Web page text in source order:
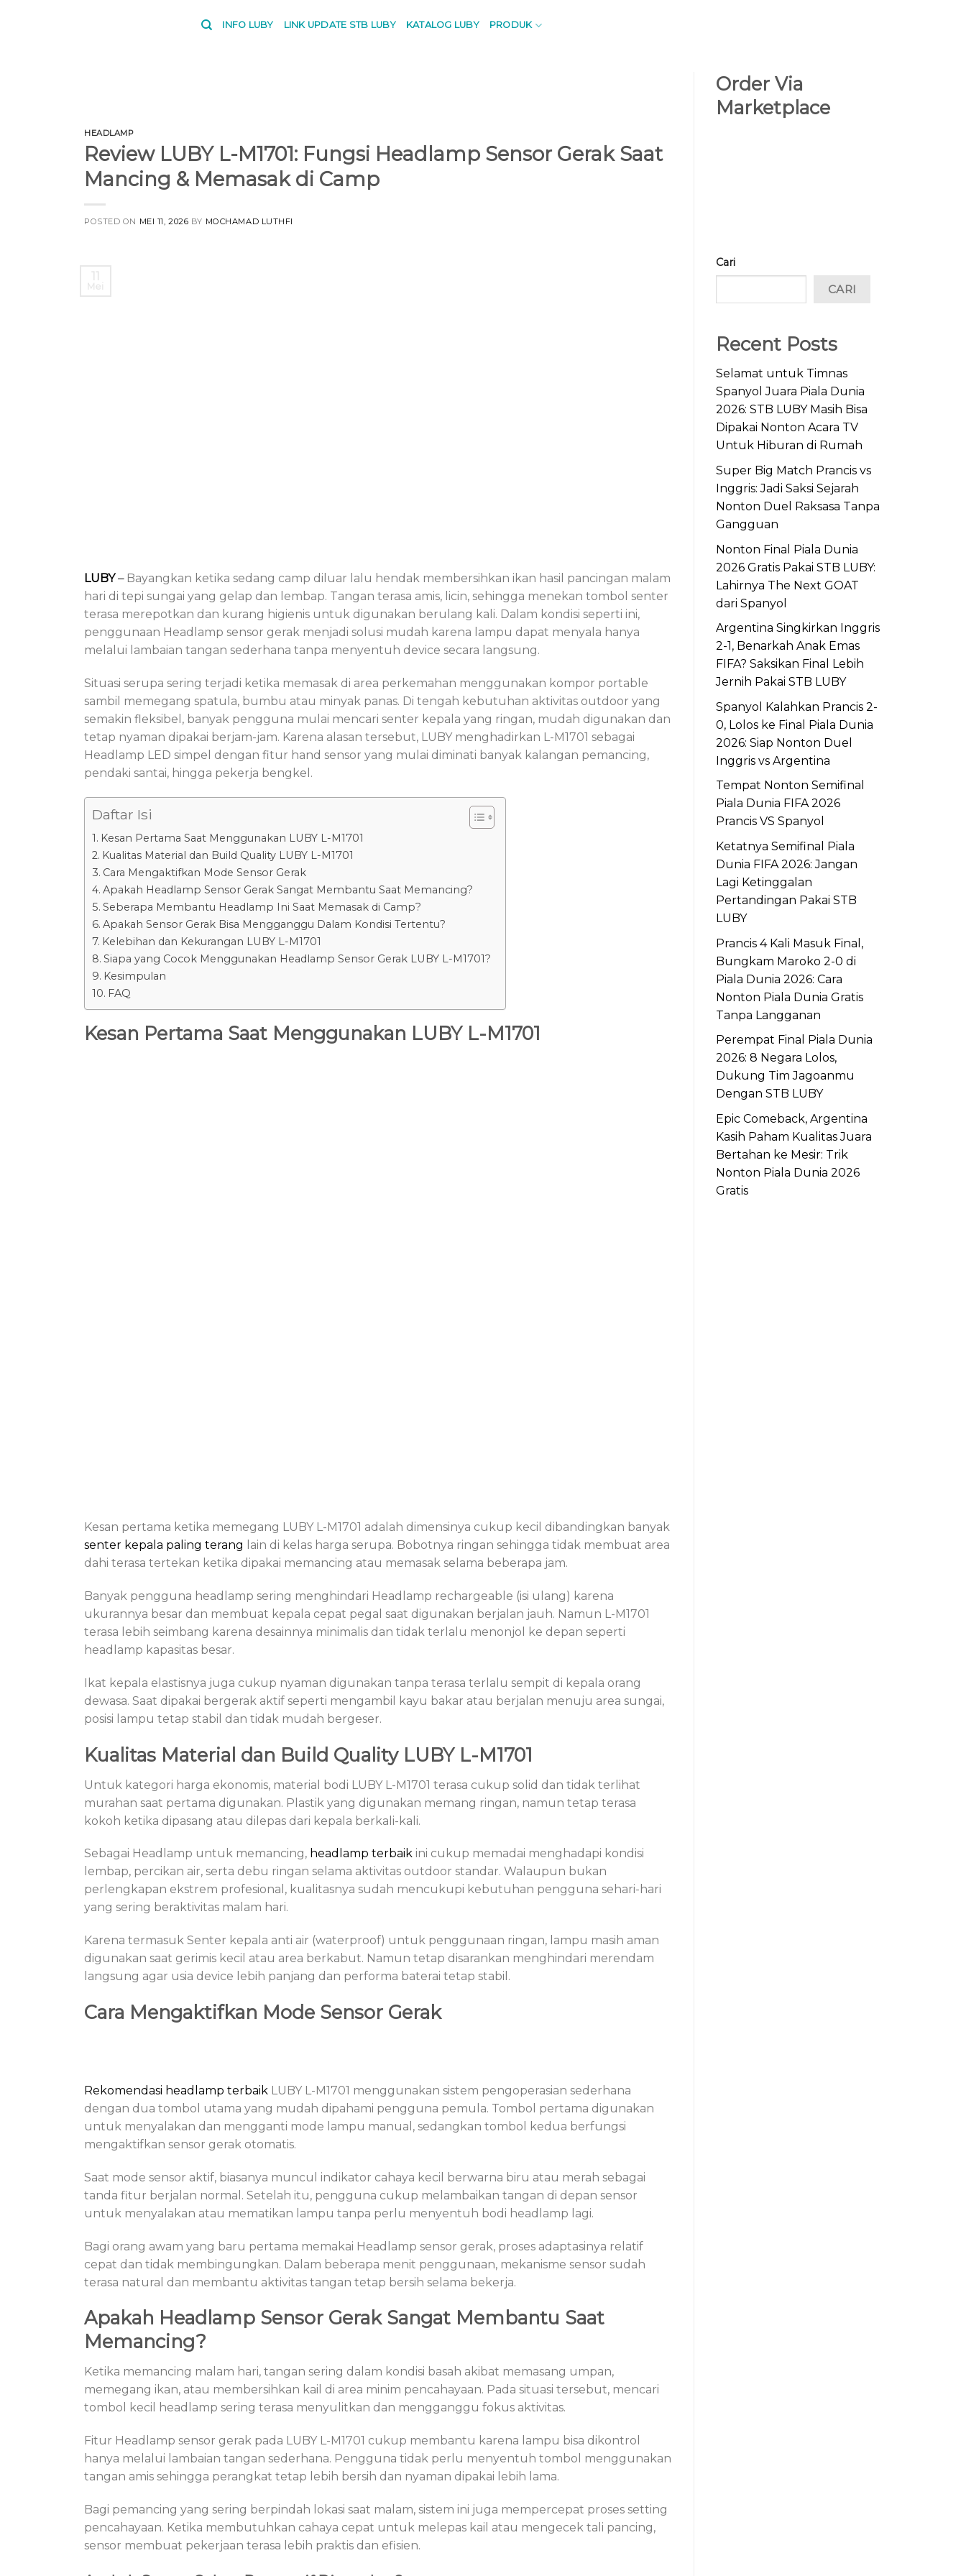
INFO LUBY LINK UPDATE STB LUBY KATALOG LUBY PRODUK
HEADLAMP
Review LUBY L-M1701: Fungsi Headlamp Sensor Gerak Saat
Mancing & Memasak di Camp
POSTED ON MEI 11, 2026 BY MOCHAMAD LUTHFI
LUBY–Bayangkan ketika sedang camp diluar lalu hendak membersihkan ikan hasil pancingan malam
hari di tepi sungai yang gelap dan lembap. Tangan terasa amis, licin, sehingga menekan tombol senter
terasa merepotkan dan kurang higienis untuk digunakan berulang kali. Dalam kondisi seperti ini,
penggunaan Headlamp sensor gerak menjadi solusi mudah karena lampu dapat menyala hanya
melalui lambaian tangan sederhana tanpa menyentuh device secara langsung.
Situasi serupa sering terjadi ketika memasak di area perkemahan menggunakan kompor portable
sambil memegang spatula, bumbu atau minyak panas. Di tengah kebutuhan aktivitas outdoor yang
semakin fleksibel, banyak pengguna mulai mencari senter kepala yang ringan, mudah digunakan dan
tetap nyaman dipakai berjam-jam. Karena alasan tersebut, LUBY menghadirkan L-M1701 sebagai
Headlamp LED simpel dengan fitur hand sensor yang mulai diminati banyak kalangan pemancing,
pendaki santai, hingga pekerja bengkel.
Daftar Isi
Kesan Pertama Saat Menggunakan LUBY L-M1701
Kualitas Material dan Build Quality LUBY L-M1701
Cara Mengaktifkan Mode Sensor Gerak
Apakah Headlamp Sensor Gerak Sangat Membantu Saat Memancing?
Seberapa Membantu Headlamp Ini Saat Memasak di Camp?
Apakah Sensor Gerak Bisa Mengganggu Dalam Kondisi Tertentu?
Kelebihan dan Kekurangan LUBY L-M1701
Siapa yang Cocok Menggunakan Headlamp Sensor Gerak LUBY L-M1701?
Kesimpulan
FAQ
Kesan Pertama Saat Menggunakan LUBY L-M1701
Kesan pertama ketika memegang LUBY L-M1701 adalah dimensinya cukup kecil dibandingkan banyak
senter kepala paling terang
lain di kelas harga serupa. Bobotnya ringan sehingga tidak membuat area
dahi terasa tertekan ketika dipakai memancing atau memasak selama beberapa jam.
Banyak pengguna headlamp sering menghindari Headlamp rechargeable (isi ulang) karena
ukurannya besar dan membuat kepala cepat pegal saat digunakan berjalan jauh. Namun L-M1701
terasa lebih seimbang karena desainnya minimalis dan tidak terlalu menonjol ke depan seperti
headlamp kapasitas besar.
Ikat kepala elastisnya juga cukup nyaman digunakan tanpa terasa terlalu sempit di kepala orang
dewasa. Saat dipakai bergerak aktif seperti mengambil kayu bakar atau berjalan menuju area sungai,
posisi lampu tetap stabil dan tidak mudah bergeser.
Kualitas Material dan Build Quality LUBY L-M1701
Untuk kategori harga ekonomis, material bodi LUBY L-M1701 terasa cukup solid dan tidak terlihat
murahan saat pertama digunakan. Plastik yang digunakan memang ringan, namun tetap terasa
kokoh ketika dipasang atau dilepas dari kepala berkali-kali.
Sebagai Headlamp untuk memancing, headlamp terbaik ini cukup memadai menghadapi kondisi
lembap, percikan air, serta debu ringan selama aktivitas outdoor standar. Walaupun bukan
perlengkapan ekstrem profesional, kualitasnya sudah mencukupi kebutuhan pengguna sehari-hari
yang sering beraktivitas malam hari.
Karena termasuk Senter kepala anti air (waterproof) untuk penggunaan ringan, lampu masih aman
digunakan saat gerimis kecil atau area berkabut. Namun tetap disarankan menghindari merendam
langsung agar usia device lebih panjang dan performa baterai tetap stabil.
Cara Mengaktifkan Mode Sensor Gerak
Rekomendasi headlamp terbaik LUBY L-M1701 menggunakan sistem pengoperasian sederhana
dengan dua tombol utama yang mudah dipahami pengguna pemula. Tombol pertama digunakan
untuk menyalakan dan mengganti mode lampu manual, sedangkan tombol kedua berfungsi
mengaktifkan sensor gerak otomatis.
Saat mode sensor aktif, biasanya muncul indikator cahaya kecil berwarna biru atau merah sebagai
tanda fitur berjalan normal. Setelah itu, pengguna cukup melambaikan tangan di depan sensor
untuk menyalakan atau mematikan lampu tanpa perlu menyentuh bodi headlamp lagi.
Bagi orang awam yang baru pertama memakai Headlamp sensor gerak, proses adaptasinya relatif
cepat dan tidak membingungkan. Dalam beberapa menit penggunaan, mekanisme sensor sudah
terasa natural dan membantu aktivitas tangan tetap bersih selama bekerja.
Apakah Headlamp Sensor Gerak Sangat Membantu Saat
Memancing?
Ketika memancing malam hari, tangan sering dalam kondisi basah akibat memasang umpan,
memegang ikan, atau membersihkan kail di area minim pencahayaan. Pada situasi tersebut, mencari
tombol kecil headlamp sering terasa menyulitkan dan mengganggu fokus aktivitas.
Fitur Headlamp sensor gerak pada LUBY L-M1701 cukup membantu karena lampu bisa dikontrol
hanya melalui lambaian tangan sederhana. Pengguna tidak perlu menyentuh tombol menggunakan
tangan amis sehingga perangkat tetap lebih bersih dan nyaman dipakai lebih lama.
Bagi pemancing yang sering berpindah lokasi saat malam, sistem ini juga mempercepat proses setting
pencahayaan. Ketika membutuhkan cahaya cepat untuk melepas kail atau mengecek tali pancing,
sensor membuat pekerjaan terasa lebih praktis dan efisien.
Order Via
Marketplace
Cari
CARI
Recent Posts
Selamat untuk Timnas
Spanyol Juara Piala Dunia
2026: STB LUBY Masih Bisa
Dipakai Nonton Acara TV
Untuk Hiburan di Rumah
Super Big Match Prancis vs
Inggris: Jadi Saksi Sejarah
Nonton Duel Raksasa Tanpa
Gangguan
Nonton Final Piala Dunia
2026 Gratis Pakai STB LUBY:
Lahirnya The Next GOAT
dari Spanyol
Argentina Singkirkan Inggris
2-1, Benarkah Anak Emas
FIFA? Saksikan Final Lebih
Jernih Pakai STB LUBY
Spanyol Kalahkan Prancis 2-
0, Lolos ke Final Piala Dunia
2026: Siap Nonton Duel
Inggris vs Argentina
Tempat Nonton Semifinal
Piala Dunia FIFA 2026
Prancis VS Spanyol
Ketatnya Semifinal Piala
Dunia FIFA 2026: Jangan
Lagi Ketinggalan
Pertandingan Pakai STB
LUBY
Prancis 4 Kali Masuk Final,
Bungkam Maroko 2-0 di
Piala Dunia 2026: Cara
Nonton Piala Dunia Gratis
Tanpa Langganan
Perempat Final Piala Dunia
2026: 8 Negara Lolos,
Dukung Tim Jagoanmu
Dengan STB LUBY
Epic Comeback, Argentina
Kasih Paham Kualitas Juara
Bertahan ke Mesir: Trik
Nonton Piala Dunia 2026
Gratis